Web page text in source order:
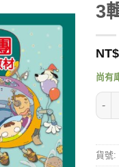
3
NT$
尚有
【喜
貨號: